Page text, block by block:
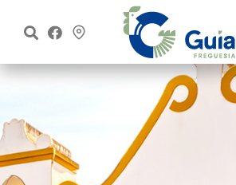
Início
Freguesia
Executivo